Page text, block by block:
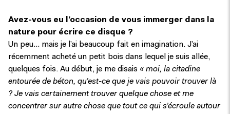
Avez-vous eu l’occasion de vous immerger dans la
nature pour écrire ce disque ?
Un peu… mais je l’ai beaucoup fait en imagination. J’ai
récemment acheté un petit bois dans lequel je suis allée,
quelques fois. Au début, je me disais « moi, la citadine
entourée de béton, qu’est-ce que je vais pouvoir trouver là
? Je vais certainement trouver quelque chose et me
concentrer sur autre chose que tout ce qui s’écroule autour